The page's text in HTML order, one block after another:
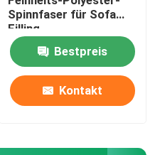
Spinnfaser für Sofa
Filling
Bestpreis
Kontakt